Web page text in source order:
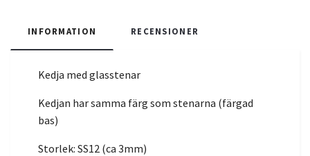
INFORMATION RECENSIONER
Kedja med glasstenar
Kedjan har samma färg som stenarna (färgad
bas)
Storlek: SS12 (ca 3mm)